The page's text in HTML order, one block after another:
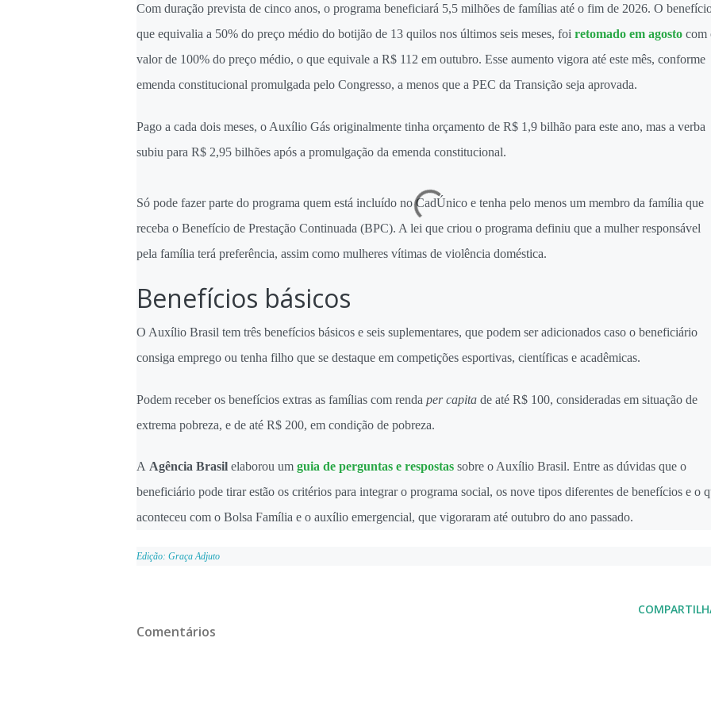
Com duração prevista de cinco anos, o programa beneficiará 5,5 milhões de famílias até o fim de 2026. O
que equivalia a 50% do preço médio do botijão de 13 quilos nos últimos seis meses, foi retomado em agosto com
valor de 100% do preço médio, o que equivale a R$ 112 em outubro. Esse aumento vigora até este mês, conforme
emenda constitucional promulgada pelo Congresso, a menos que a PEC da Transição seja aprovada.
Pago a cada dois meses, o Auxílio Gás originalmente tinha orçamento de R$ 1,9 bilhão para este ano, mas a verba
subiu para R$ 2,95 bilhões após a promulgação da emenda constitucional.
Só pode fazer parte do programa quem está incluído no CadÚnico e tenha pelo menos um membro da família que
receba o Benefício de Prestação Continuada (BPC). A lei que criou o programa definiu que a mulher responsável
pela família terá preferência, assim como mulheres vítimas de violência doméstica.
Benefícios básicos
O Auxílio Brasil tem três benefícios básicos e seis suplementares, que podem ser adicionados caso o beneficiário
consiga emprego ou tenha filho que se destaque em competições esportivas, científicas e acadêmicas.
Podem receber os benefícios extras as famílias com renda per capita de até R$ 100, consideradas em situação de
extrema pobreza, e de até R$ 200, em condição de pobreza.
A Agência Brasil elaborou um guia de perguntas e respostas sobre o Auxílio Brasil. Entre as dúvidas que o
beneficiário pode tirar estão os critérios para integrar o programa social, os nove tipos diferentes de benefícios e o
aconteceu com o Bolsa Família e o auxílio emergencial, que vigoraram até outubro do ano passado.
Edição: Graça Adjuto
Comentários